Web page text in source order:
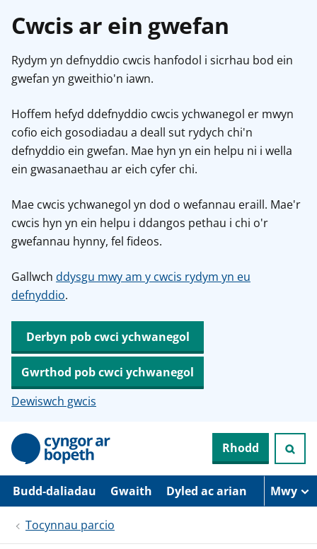
Cwcis ar ein gwefan
Rydym yn defnyddio cwcis hanfodol i sicrhau bod ein
gwefan yn gweithio'n iawn.
Hoffem hefyd ddefnyddio cwcis ychwanegol er mwyn
cofio eich gosodiadau a deall sut rydych chi'n
defnyddio ein gwefan. Mae hyn yn ein helpu ni i wella
ein gwasanaethau ar eich cyfer chi.
Mae cwcis ychwanegol yn dod o wefannau eraill. Mae'r
cwcis hyn yn ein helpu i ddangos pethau i chi o'r
gwefannau hynny, fel fideos.
Gallwch ddysgu mwy am y cwcis rydym yn eu
defnyddio.
Derbyn pob cwci ychwanegol
Gwrthod pob cwci ychwanegol
Dewiswch gwcis
N
d
r
Rhodd
Budd-daliadau Gwaith Dyled ac arian Mwy
Tocynnau parcio